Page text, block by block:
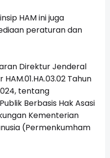
HAM ini juga
peraturan dan
Direktur Jenderal
Tahun
tentang
Berbasis Hak Asasi
Kementerian
(Permenkumham